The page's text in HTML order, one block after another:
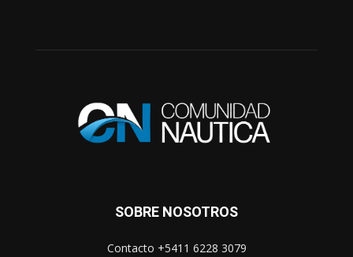
SOBRE NOSOTROS
Contacto +5411 6228 3079